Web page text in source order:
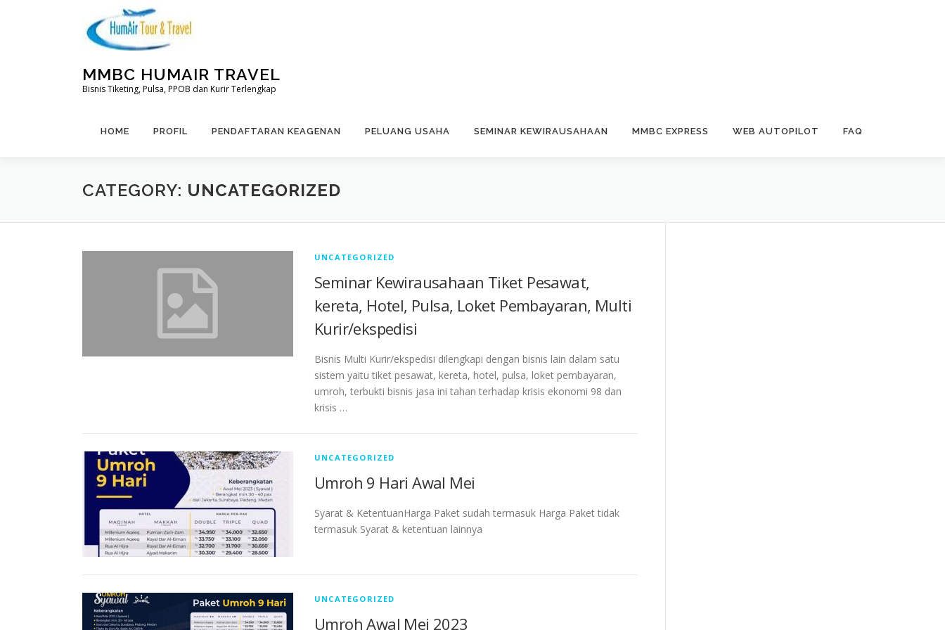
MMBC HUMAIR TRAVEL
Bisnis Tiketing, Pulsa, PPOB dan Kurir Terlengkap
HOME PROFIL PENDAFTARAN KEAGENAN PELUANG USAHA SEMINAR KEWIRAUSAHAAN MMBC EXPRESS WEB AUTOPILOT FAQ
CATEGORY: UNCATEGORIZED
UNCATEGORIZED
Seminar Kewirausahaan Tiket Pesawat,
kereta, Hotel, Pulsa, Loket Pembayaran, Multi
Kurir/ekspedisi
Bisnis Multi Kurir/ekspedisi dilengkapi dengan bisnis lain dalam satu
sistem yaitu tiket pesawat, kereta, hotel, pulsa, loket pembayaran,
umroh, terbukti bisnis jasa ini tahan terhadap krisis ekonomi 98 dan
krisis …
UNCATEGORIZED
Umroh 9 Hari Awal Mei
Syarat & KetentuanHarga Paket sudah termasuk Harga Paket tidak
termasuk Syarat & ketentuan lainnya
UNCATEGORIZED
Umroh Awal Mei 2023